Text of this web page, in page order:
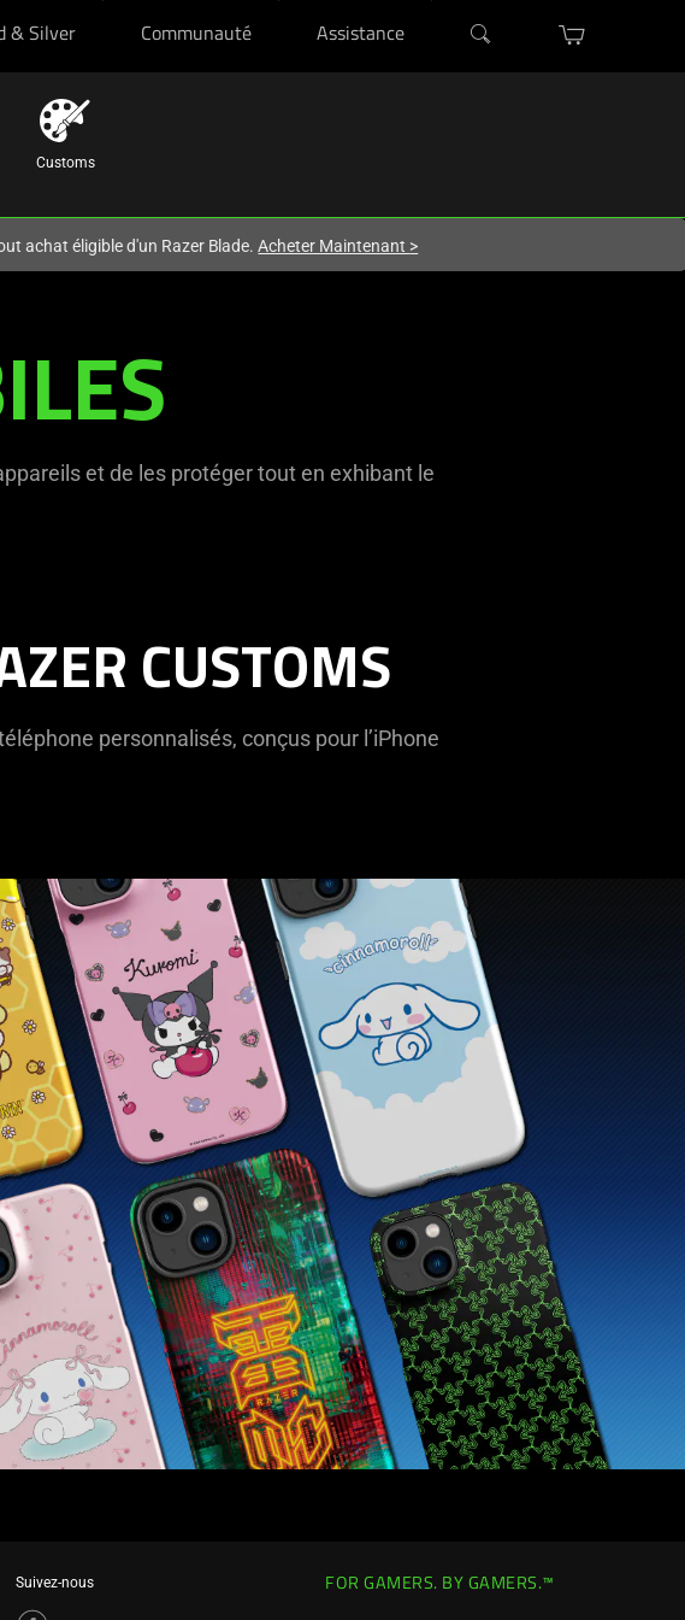
& Silver Communauté Assistance
Customs
achat éligible d'un Razer Blade.Acheter Maintenant >
et de les protéger tout en exhibant le
CUSTOMS
personnalisés, conçus pour l’iPhone
Suivez-nous FOR GAMERS. BY GAMERS.™